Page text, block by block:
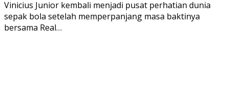
Vinicius Junior kembali menjadi pusat perhatian dunia
sepak bola setelah memperpanjang masa baktinya
bersama Real…